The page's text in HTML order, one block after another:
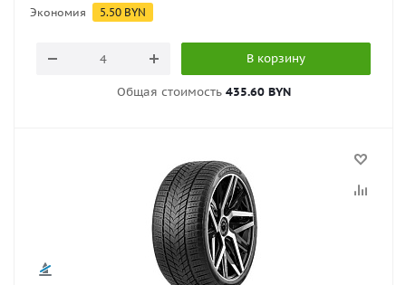
Экономия 5.50 BYN
В корзину
Общая стоимость 435.60 BYN